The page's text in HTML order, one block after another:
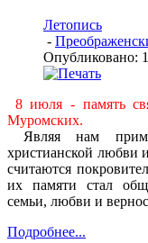
Летопись
-
Опубликовано:
8 июля - память
Муромских.
Являя нам
христианской любви
считаются
их памяти стал
семьи, любви и
Подробнее...